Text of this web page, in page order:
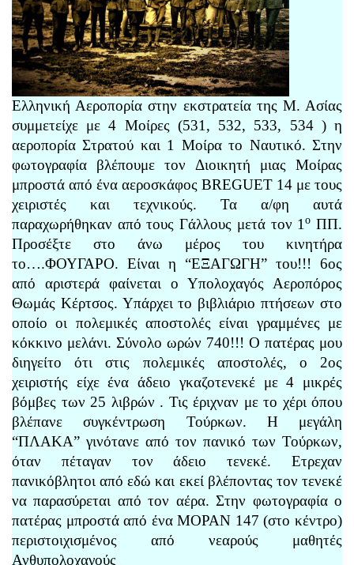
Ελληνική Αεροπορία στην εκστρατεία της Μ. Ασίας
συμμετείχε με 4 Μοίρες (531, 532, 533, 534 ) η
αεροπορία Στρατού και 1 Μοίρα το Ναυτικό. Στην
φωτογραφία βλέπουμε τον Διοικητή μιας Μοίρας
μπροστά από ένα αεροσκάφος BREGUET 14 με τους
χειριστές και τεχνικούς. Τα α/φη αυτά
παραχωρήθηκαν από τους Γάλλους μετά τον 1ο ΠΠ.
Προσέξτε στο άνω μέρος του κινητήρα
το….ΦΟΥΓΑΡΟ. Είναι η “ΕΞΑΓΩΓΗ” του!!! 6ος
από αριστερά φαίνεται ο Υπολοχαγός Αεροπόρος
Θωμάς Κέρτσος. Υπάρχει το βιβλιάριο πτήσεων στο
οποίο οι πολεμικές αποστολές είναι γραμμένες με
κόκκινο μελάνι. Σύνολο ωρών 740!!! Ο πατέρας μου
διηγείτο ότι στις πολεμικές αποστολές, ο 2ος
χειριστής είχε ένα άδειο γκαζοτενεκέ με 4 μικρές
βόμβες των 25 λιβρών . Τις έριχναν με το χέρι όπου
βλέπανε συγκέντρωση Τούρκων. Η μεγάλη
“ΠΛΑΚΑ” γινότανε από τον πανικό των Τούρκων,
όταν πέταγαν τον άδειο τενεκέ. Ετρεχαν
πανικόβλητοι από εδώ και εκεί βλέποντας τον τενεκέ
να παρασύρεται από τον αέρα. Στην φωτογραφία ο
πατέρας μπροστά από ένα ΜΟΡΑΝ 147 (στο κέντρο)
περιστοιχισμένος από νεαρούς μαθητές
Ανθυπολοχαγούς